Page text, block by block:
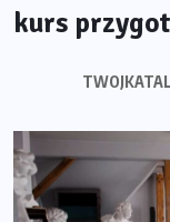
kurs